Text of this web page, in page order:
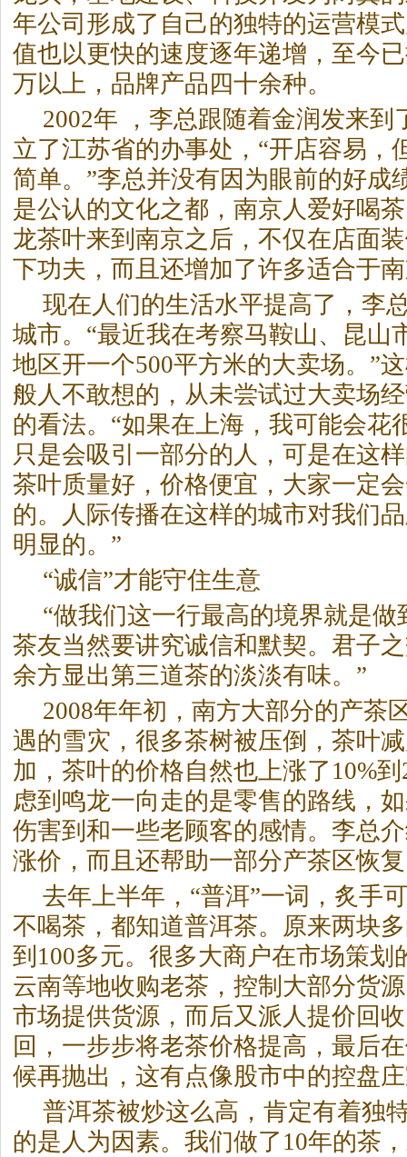
年公司形成了自己的独特的运营模
值也以更快的速度逐年递增，至今
万以上，品牌产品四十余种。
2002年 ，李总跟随着金润发来到
立了江苏省的办事处，“开店容易，
简单。”李总并没有因为眼前的好成
是公认的文化之都，南京人爱好喝茶
龙茶叶来到南京之后，不仅在店面
下功夫，而且还增加了许多适合于
现在人们的生活水平提高了，李
城市。“最近我在考察马鞍山、昆山
地区开一个500平方米的大卖场。”
般人不敢想的，从未尝试过大卖场
的看法。“如果在上海，我可能会花
只是会吸引一部分的人，可是在这
茶叶质量好，价格便宜，大家一定
的。人际传播在这样的城市对我们
明显的。”
“诚信”才能守住生意
“做我们这一行最高的境界就是做
茶友当然要讲究诚信和默契。君子
余方显出第三道茶的淡淡有味。”
2008年年初，南方大部分的产茶
遇的雪灾，很多茶树被压倒， 茶叶
加， 茶叶的价格自然也上涨了10%
虑到鸣龙一向走的是零售的路线，
伤害到和一些老顾客的感情。李总
涨价，而且还帮助一部分产茶区恢
去年上半年，“普洱”一词，炙手
不喝茶 ，都知道普洱茶。原来两块
到100多元。很多大商户在市场策划
云南等地收购老茶 ，控制大部分货
市场提供货源，而后又派人提价回
回，一步步将老茶价格提高，最后
候再抛出，这有点像股市中的控盘
普洱茶被炒这么高，肯定有着独
的是人为因素。我们做了10年的茶